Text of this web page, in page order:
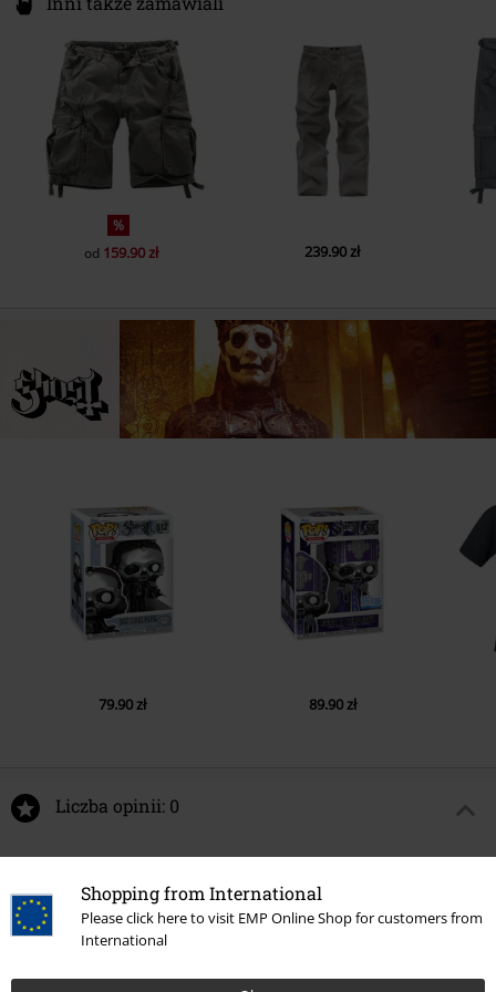
Shopping from International
Please click here to visit EMP Online Shop for customers from
International
%
od 159.90 zł 239.90 zł
79.90 zł 89.90 zł
Liczba opinii: 0
Napisz opinię o: Cardinalis Infernum 3 Colour AO
Napisz opinię